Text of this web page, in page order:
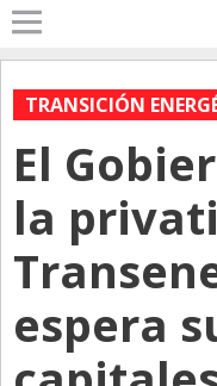
Home
A Motor
Alerta
Anticipo
Campo
Carrera &
Club House
Coleccionistas
TRANSICIÓN
El
la
espera